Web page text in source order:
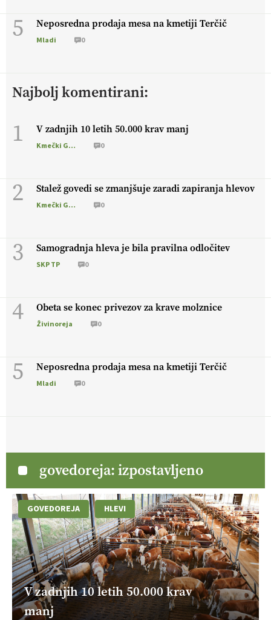
5 Neposredna prodaja mesa na kmetiji Terčič
Mladi 0
Najbolj komentirani:
1 V zadnjih 10 letih 50.000 krav manj
Kmečki Glas 0
2 Stalež govedi se zmanjšuje zaradi zapiranja hlevov
Kmečki Glas 0
3 Samogradnja hleva je bila pravilna odločitev
SKP TP 0
4 Obeta se konec privezov za krave molznice
Živinoreja 0
5 Neposredna prodaja mesa na kmetiji Terčič
Mladi 0
govedoreja: izpostavljeno
GOVEDOREJA HLEVI
V zadnjih 10 letih 50.000 krav
manj